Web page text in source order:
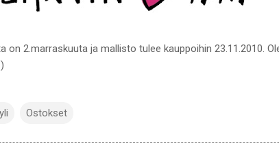
2.marraskuuta ja mallisto tulee kauppoihin 23.11.2010.
Ostokset